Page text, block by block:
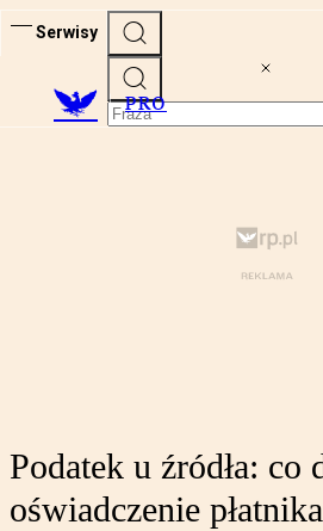
Serwisy
PRO
Podatek u źródła: co
oświadczenie